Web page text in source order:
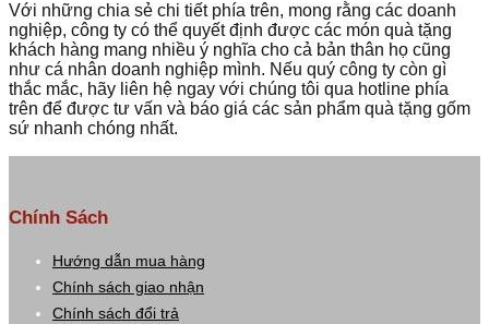
Với những chia sẻ chi tiết phía trên, mong rằng các doanh
nghiệp, công ty có thể quyết định được các món quà tặng
khách hàng mang nhiều ý nghĩa cho cả bản thân họ cũng
như cá nhân doanh nghiệp mình. Nếu quý công ty còn gì
thắc mắc, hãy liên hệ ngay với chúng tôi qua hotline phía
trên để được tư vấn và báo giá các sản phẩm quà tặng gốm
sứ nhanh chóng nhất.
Chính Sách
Hướng dẫn mua hàng
Chính sách giao nhận
Chính sách đổi trả